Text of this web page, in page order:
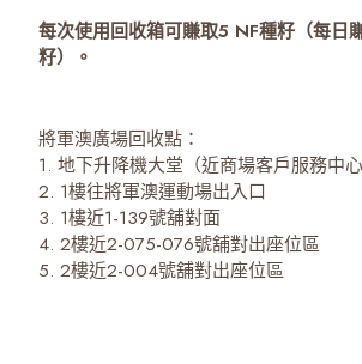
每次使用回收箱可賺取5 NF種籽（每日
籽）。
將軍澳廣場回收點：
1. 地下升降機大堂（近商場客戶服務中心
2. 1樓往將軍澳運動場出入口
3. 1樓近1-139號舖對面
4. 2樓近2-075-076號舖對出座位區
5. 2樓近2-004號舖對出座位區